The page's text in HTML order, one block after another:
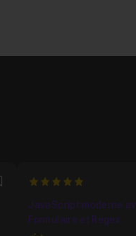
Favori
5
JavaScript moderne
Formulaire et Regex